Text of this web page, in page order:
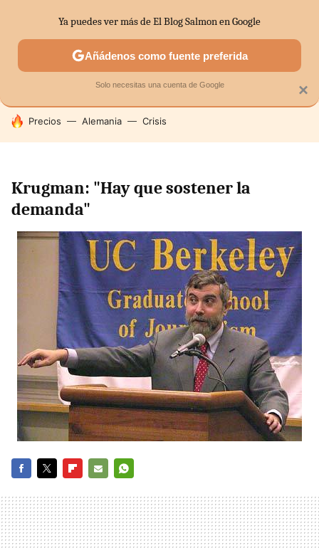
SECTORES ECONOMÍA DOMÉSTICA MERCADOS
HOY SE HABLA DE
Precios Alemania Crisis
Krugman: "Hay que sostener la
demanda"
MAIL
×
Ya puedes ver más de El Blog Salmon en Google
Añádenos como fuente preferida
Solo necesitas una cuenta de Google